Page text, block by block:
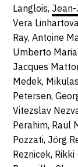
Langlois,
Vera
Ray, Antoine
Umberto
Jacques
Medek,
Petersen,
Vitezslav
Perahim, Raul
Pozzati, Jörg
Reznicek,